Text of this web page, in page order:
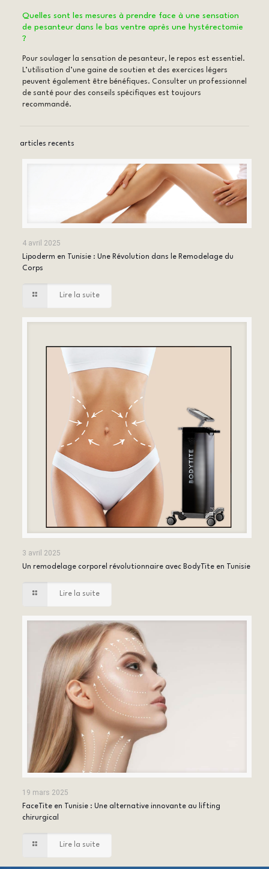
Quelles sont les mesures à prendre face à une sensation
de pesanteur dans le bas ventre après une hystérectomie
?
Pour soulager la sensation de pesanteur, le repos est essentiel.
L’utilisation d’une gaine de soutien et des exercices légers
peuvent également être bénéfiques. Consulter un professionnel
de santé pour des conseils spécifiques est toujours
recommandé.
articles recents
4 avril 2025
Lipoderm en Tunisie : Une Révolution dans le Remodelage du
Corps
Lire la suite
3 avril 2025
Un remodelage corporel révolutionnaire avec BodyTite en Tunisie
Lire la suite
19 mars 2025
FaceTite en Tunisie : Une alternative innovante au lifting
chirurgical
Lire la suite